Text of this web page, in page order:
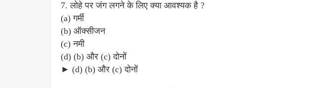
7. लोहे पर जंग लगने के लिए क्या आवश्यक है ?
(a) गर्मी
(b) ऑक्सीजन
(c) नमी
(d) (b) और (c) दोनों
► (d) (b) और (c) दोनों